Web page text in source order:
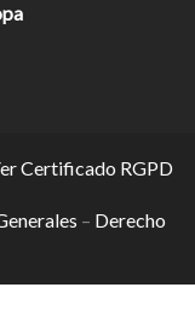
Certificado RGPD
– Derecho